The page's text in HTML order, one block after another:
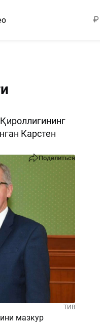
Карстен
Поделиться
ТИВ
мазкур